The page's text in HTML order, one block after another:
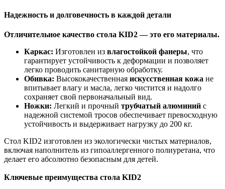
Надежность и долговечность в каждой детали
Отличительное качество стола KID2 — это его материалы.
Каркас: Изготовлен из влагостойкой фанеры, что
гарантирует устойчивость к деформации и позволяет
легко проводить санитарную обработку.
Обивка: Высококачественная искусственная кожа не
впитывает влагу и масла, легко чистится и надолго
сохраняет свой первоначальный вид.
Ножки: Легкий и прочный трубчатый алюминий с
надежной системой тросов обеспечивает превосходную
устойчивость и выдерживает нагрузку до 200 кг.
Стол KID2 изготовлен из экологически чистых материалов,
включая наполнитель из гипоаллергенного полиуретана, что
делает его абсолютно безопасным для детей.
Ключевые преимущества стола KID2